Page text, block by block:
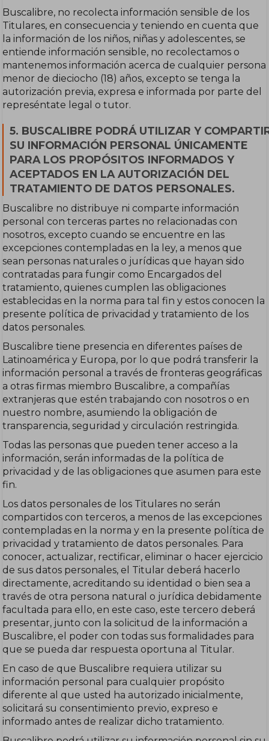
Buscalibre, no recolecta información sensible de los
Titulares, en consecuencia y teniendo en cuenta que
la información de los niños, niñas y adolescentes, se
entiende información sensible, no recolectamos o
mantenemos información acerca de cualquier persona
menor de dieciocho (18) años, excepto se tenga la
autorización previa, expresa e informada por parte del
represéntate legal o tutor.
5. BUSCALIBRE PODRÁ UTILIZAR Y
SU INFORMACIÓN PERSONAL ÚNICAMENTE
PARA LOS PROPÓSITOS INFORMADOS Y
ACEPTADOS EN LA AUTORIZACIÓN DEL
TRATAMIENTO DE DATOS PERSONALES.
Buscalibre no distribuye ni comparte información
personal con terceras partes no relacionadas con
nosotros, excepto cuando se encuentre en las
excepciones contempladas en la ley, a menos que
sean personas naturales o jurídicas que hayan sido
contratadas para fungir como Encargados del
tratamiento, quienes cumplen las obligaciones
establecidas en la norma para tal fin y estos conocen la
presente política de privacidad y tratamiento de los
datos personales.
Buscalibre tiene presencia en diferentes países de
Latinoamérica y Europa, por lo que podrá transferir la
información personal a través de fronteras geográficas
a otras firmas miembro Buscalibre, a compañías
extranjeras que estén trabajando con nosotros o en
nuestro nombre, asumiendo la obligación de
transparencia, seguridad y circulación restringida.
Todas las personas que pueden tener acceso a la
información, serán informadas de la política de
privacidad y de las obligaciones que asumen para este
fin.
Los datos personales de los Titulares no serán
compartidos con terceros, a menos de las excepciones
contempladas en la norma y en la presente política de
privacidad y tratamiento de datos personales. Para
conocer, actualizar, rectificar, eliminar o hacer ejercicio
de sus datos personales, el Titular deberá hacerlo
directamente, acreditando su identidad o bien sea a
través de otra persona natural o jurídica debidamente
facultada para ello, en este caso, este tercero deberá
presentar, junto con la solicitud de la información a
Buscalibre, el poder con todas sus formalidades para
que se pueda dar respuesta oportuna al Titular.
En caso de que Buscalibre requiera utilizar su
información personal para cualquier propósito
diferente al que usted ha autorizado inicialmente,
solicitará su consentimiento previo, expreso e
informado antes de realizar dicho tratamiento.